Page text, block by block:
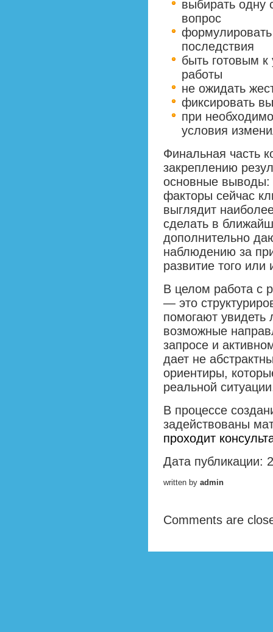
выбирать одну
вопрос
формулировать
последствия
быть готовым
работы
не ожидать
фиксировать
при
условия
Финальная часть
закреплению
основные выводы:
факторы сейчас
выглядит
сделать в
дополнительно
наблюдению за
развитие того или
В целом работа с
— это
помогают увидеть
возможные
запросе и
дает не
ориентиры,
реальной
В процессе
задействованы
проходит
Дата публикации:
written by admin
Comments are